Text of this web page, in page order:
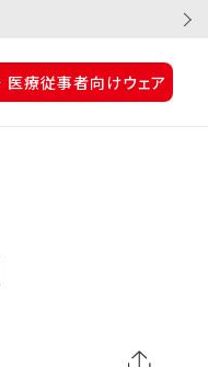
医療従事者向けウェア